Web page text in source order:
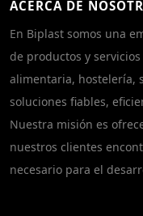
ACERCA DE
En Biplast somos una
de productos y
alimentaria, hostelería,
soluciones fiables,
Nuestra misión es
nuestros clientes
necesario para el